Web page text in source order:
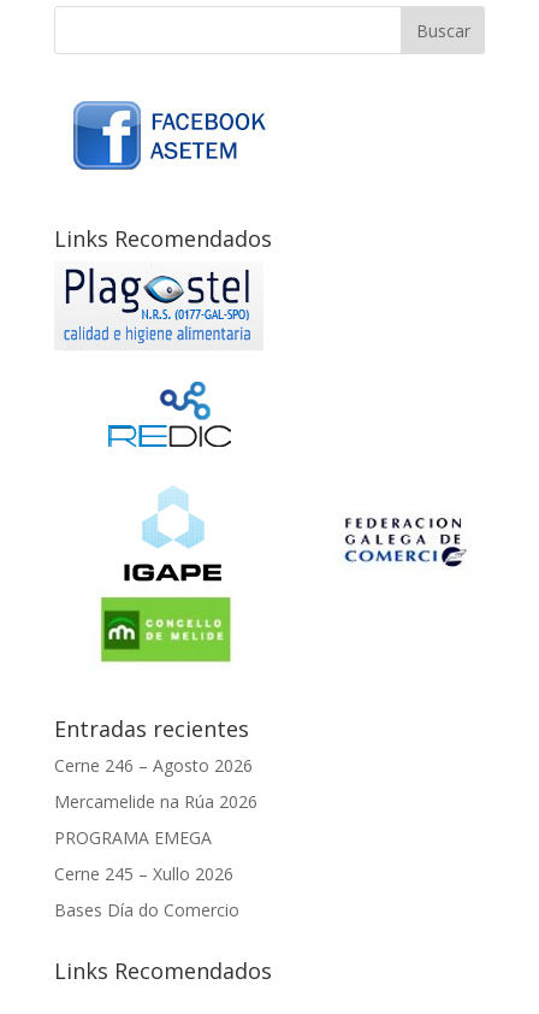
Links Recomendados
Entradas recientes
Cerne 246 – Agosto 2026
Mercamelide na Rúa 2026
PROGRAMA EMEGA
Cerne 245 – Xullo 2026
Bases Día do Comercio
Links Recomendados